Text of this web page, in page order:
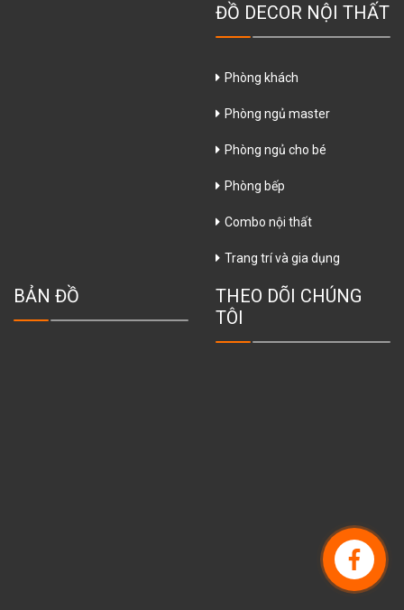
ĐỒ DECOR NỘI THẤT
Phòng khách
Phòng ngủ master
Phòng ngủ cho bé
Phòng bếp
Combo nội thất
Trang trí và gia dụng
BẢN ĐỒ
THEO DÕI CHÚNG
TÔI